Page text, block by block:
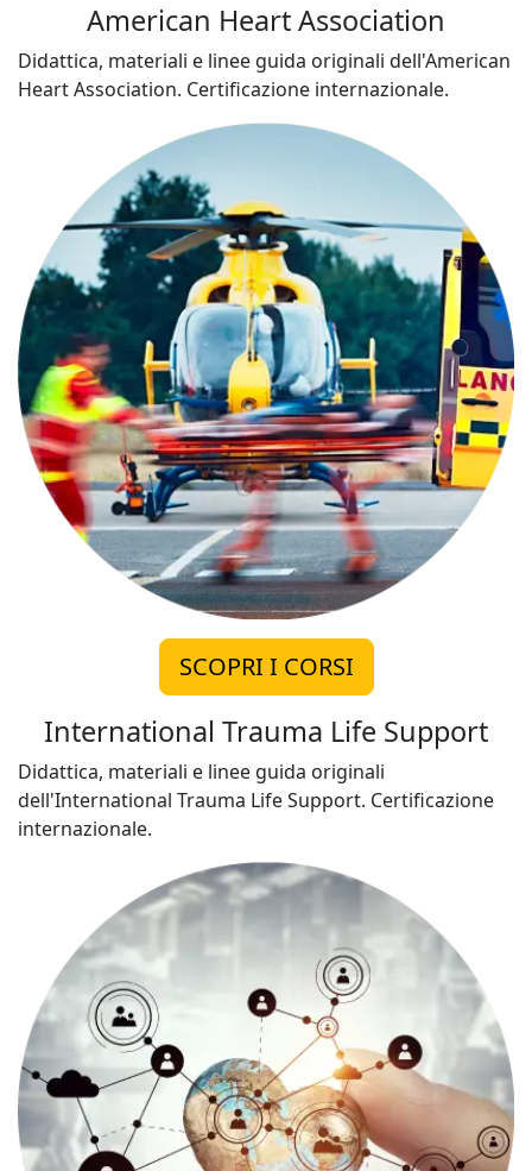
American Heart Association
Didattica, materiali e linee guida originali dell'American
Heart Association. Certificazione internazionale.
SCOPRI I CORSI
International Trauma Life Support
Didattica, materiali e linee guida originali
dell'International Trauma Life Support. Certificazione
internazionale.